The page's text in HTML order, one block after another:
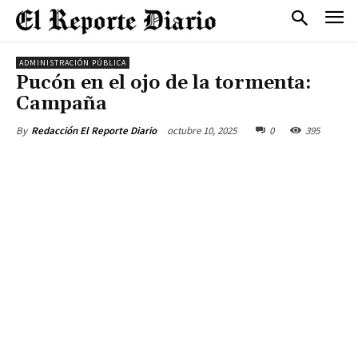
ADMINISTRACIÓN PÚBLICA
Pucón en el ojo de la tormenta:
Campaña
By Redacción El Reporte Diario octubre 10, 2025 0 395